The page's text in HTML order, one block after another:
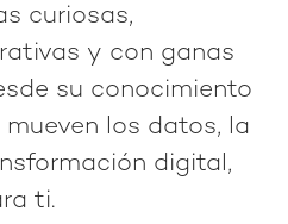
curiosas,
y con ganas
su conocimiento
los datos, la
digital,
ti.